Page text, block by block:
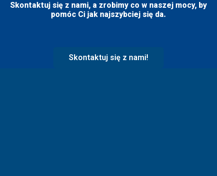
Skontaktuj się z nami, a zrobimy co w naszej mocy, by
pomóc Ci jak najszybciej się da.
Skontaktuj się z nami!